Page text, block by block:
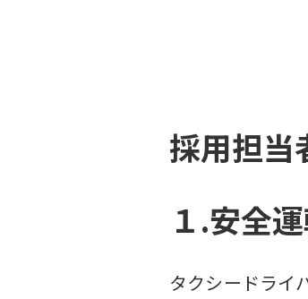
採用担当
１.安全
タクシードライ